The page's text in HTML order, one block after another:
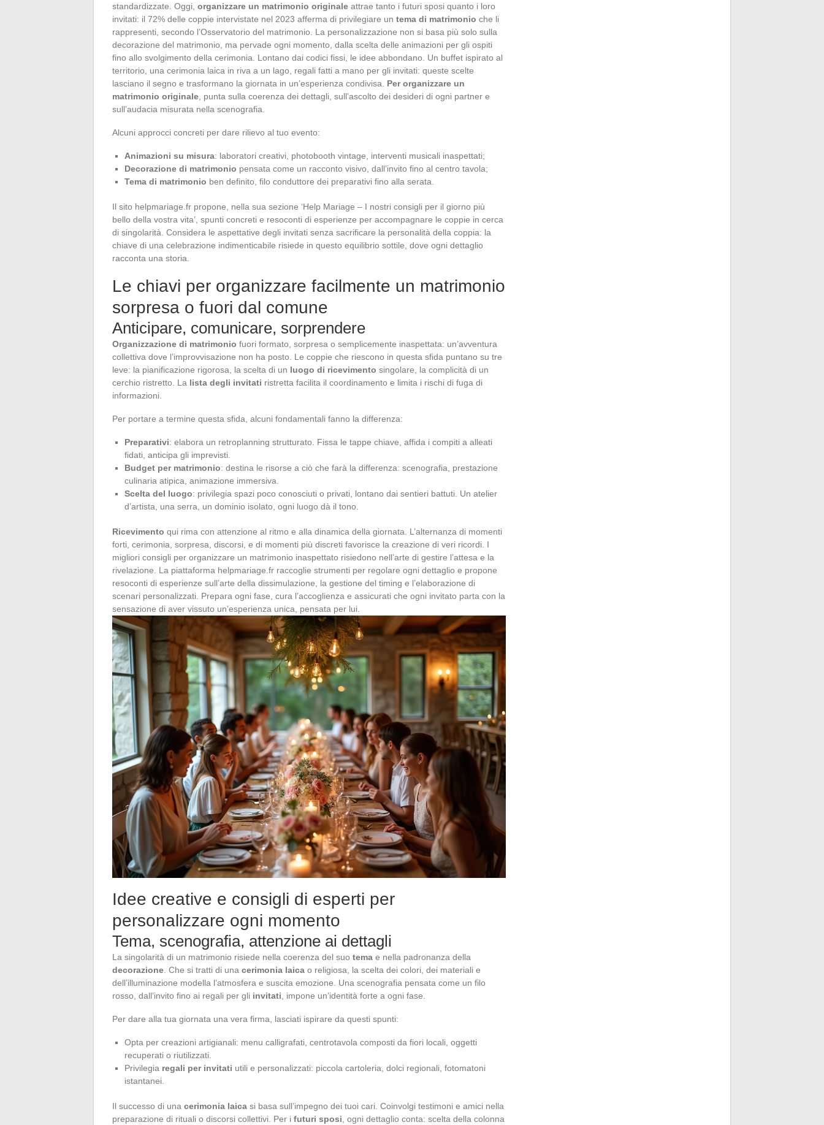
standardizzate. Oggi, organizzare un matrimonio originale attrae tanto i futuri sposi quanto i loro
invitati: il 72% delle coppie intervistate nel 2023 afferma di privilegiare un tema di matrimonio che li
rappresenti, secondo l’Osservatorio del matrimonio. La personalizzazione non si basa più solo sulla
decorazione del matrimonio, ma pervade ogni momento, dalla scelta delle animazioni per gli ospiti
fino allo svolgimento della cerimonia. Lontano dai codici fissi, le idee abbondano. Un buffet ispirato al
territorio, una cerimonia laica in riva a un lago, regali fatti a mano per gli invitati: queste scelte
lasciano il segno e trasformano la giornata in un’esperienza condivisa. Per organizzare un
matrimonio originale , punta sulla coerenza dei dettagli, sull’ascolto dei desideri di ogni partner e
sull’audacia misurata nella scenografia.
Alcuni approcci concreti per dare rilievo al tuo evento:
Animazioni su misura: laboratori creativi, photobooth vintage, interventi musicali inaspettati;
Decorazione di matrimonio pensata come un racconto visivo, dall’invito fino al centro tavola;
Tema di matrimonio ben definito, filo conduttore dei preparativi fino alla serata.
Il sito helpmariage.fr propone, nella sua sezione ‘Help Mariage – I nostri consigli per il giorno più
bello della vostra vita’, spunti concreti e resoconti di esperienze per accompagnare le coppie in cerca
di singolarità. Considera le aspettative degli invitati senza sacrificare la personalità della coppia: la
chiave di una celebrazione indimenticabile risiede in questo equilibrio sottile, dove ogni dettaglio
racconta una storia.
Le chiavi per organizzare facilmente un matrimonio
sorpresa o fuori dal comune
Anticipare, comunicare, sorprendere
Organizzazione di matrimonio fuori formato, sorpresa o semplicemente inaspettata: un’avventura
collettiva dove l’improvvisazione non ha posto. Le coppie che riescono in questa sfida puntano su tre
leve: la pianificazione rigorosa, la scelta di un luogo di ricevimento singolare, la complicità di un
cerchio ristretto. La lista degli invitati ristretta facilita il coordinamento e limita i rischi di fuga di
informazioni.
Per portare a termine questa sfida, alcuni fondamentali fanno la differenza:
Preparativi: elabora un retroplanning strutturato. Fissa le tappe chiave, affida i compiti a alleati
fidati, anticipa gli imprevisti.
Budget per matrimonio: destina le risorse a ciò che farà la differenza: scenografia, prestazione
culinaria atipica, animazione immersiva.
Scelta del luogo: privilegia spazi poco conosciuti o privati, lontano dai sentieri battuti. Un atelier
d’artista, una serra, un dominio isolato, ogni luogo dà il tono.
Ricevimento qui rima con attenzione al ritmo e alla dinamica della giornata. L’alternanza di momenti
forti, cerimonia, sorpresa, discorsi, e di momenti più discreti favorisce la creazione di veri ricordi. I
migliori consigli per organizzare un matrimonio inaspettato risiedono nell’arte di gestire l’attesa e la
rivelazione. La piattaforma helpmariage.fr raccoglie strumenti per regolare ogni dettaglio e propone
resoconti di esperienze sull’arte della dissimulazione, la gestione del timing e l’elaborazione di
scenari personalizzati. Prepara ogni fase, cura l’accoglienza e assicurati che ogni invitato parta con la
sensazione di aver vissuto un’esperienza unica, pensata per lui.
Idee creative e consigli di esperti per
personalizzare ogni momento
Tema, scenografia, attenzione ai dettagli
La singolarità di un matrimonio risiede nella coerenza del suo tema e nella padronanza della
decorazione . Che si tratti di una cerimonia laica o religiosa, la scelta dei colori, dei materiali e
dell’illuminazione modella l’atmosfera e suscita emozione. Una scenografia pensata come un filo
rosso, dall’invito fino ai regali per gli invitati , impone un’identità forte a ogni fase.
Per dare alla tua giornata una vera firma, lasciati ispirare da questi spunti:
Opta per creazioni artigianali: menu calligrafati, centrotavola composti da fiori locali, oggetti
recuperati o riutilizzati.
Privilegia regali per invitati utili e personalizzati: piccola cartoleria, dolci regionali, fotomatoni
istantanei.
Il successo di una cerimonia laica si basa sull’impegno dei tuoi cari. Coinvolgi testimoni e amici nella
preparazione di rituali o discorsi collettivi. Per i futuri sposi , ogni dettaglio conta: scelta della colonna